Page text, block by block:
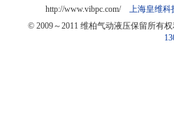
http://www.vibpc.com/ 上海皇维科
© 2009～2011 维柏气动液压保留所有